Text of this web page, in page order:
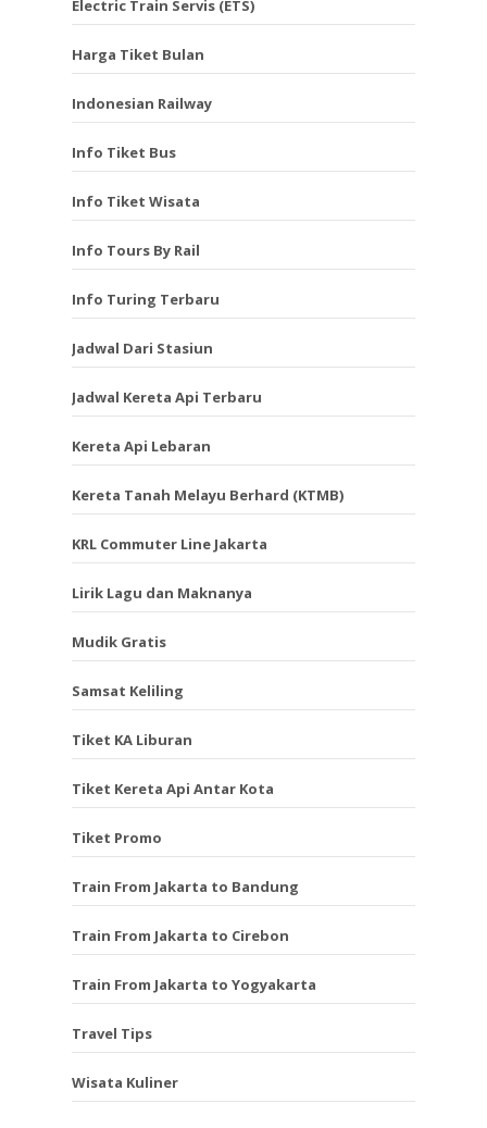
Electric Train Servis (ETS)
Harga Tiket Bulan
Indonesian Railway
Info Tiket Bus
Info Tiket Wisata
Info Tours By Rail
Info Turing Terbaru
Jadwal Dari Stasiun
Jadwal Kereta Api Terbaru
Kereta Api Lebaran
Kereta Tanah Melayu Berhard (KTMB)
KRL Commuter Line Jakarta
Lirik Lagu dan Maknanya
Mudik Gratis
Samsat Keliling
Tiket KA Liburan
Tiket Kereta Api Antar Kota
Tiket Promo
Train From Jakarta to Bandung
Train From Jakarta to Cirebon
Train From Jakarta to Yogyakarta
Travel Tips
Wisata Kuliner